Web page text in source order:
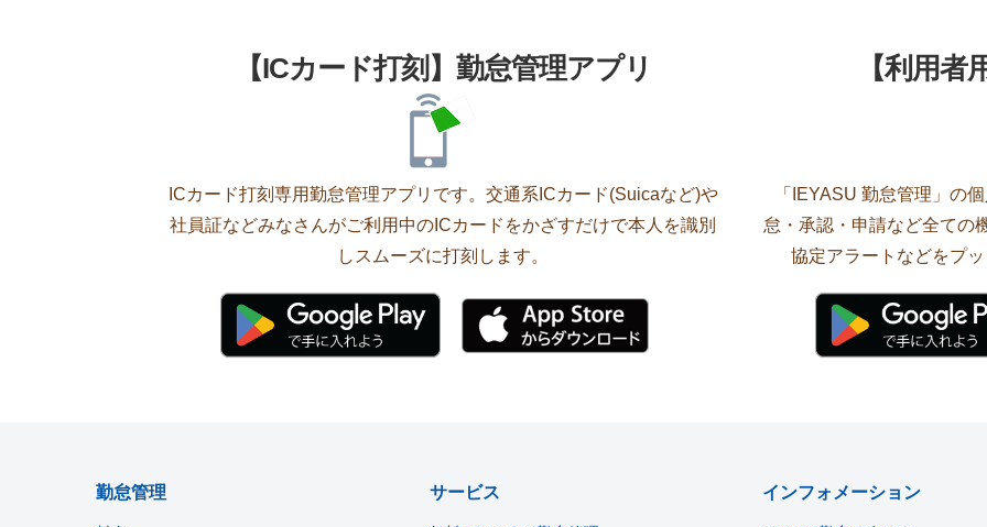
【ICカード打刻】勤怠管理アプリ
ICカード打刻専用勤怠管理アプリです。交通系ICカード(Suicaなど)や
社員証などみなさんがご利用中のICカードをかざすだけで本人を識別
しスムーズに打刻します。
【利用
「IEYASU 勤怠管理」の
怠・承認・申請など全ての
協定アラートなどをプ
勤怠管理 サービス インフォメーション